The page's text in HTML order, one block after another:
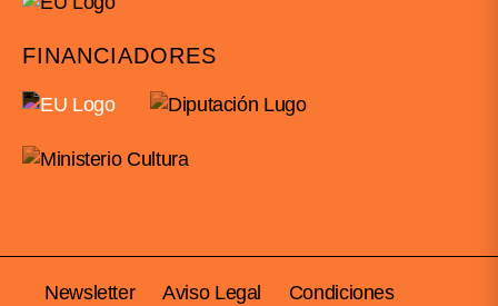
FINANCIADORES
Newsletter Aviso Legal
Condiciones